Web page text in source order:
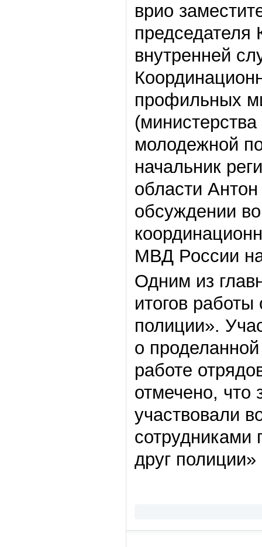
врио
председателя
внутренней
профильных
молодежной
начальник
области
обсуждении
МВД России
Одним из
итогов
полиции».
о
работе
отмечено, что
участвовали
друг